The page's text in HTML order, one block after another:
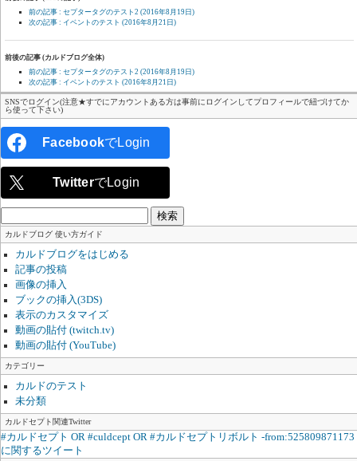
前の記事 : セプタータグのテスト2 (2016年8月19日)
次の記事 : イベントのテスト (2016年8月21日)
前後の記事 (カルドブログ全体)
前の記事 : セプタータグのテスト2 (2016年8月19日)
次の記事 : イベントのテスト (2016年8月21日)
SNSでログイン(注意★すでにアカウントある方は事前にログインしてプロフィールで紐づけてか
ら使って下さい)
FacebookでLogin
TwitterでLogin
索:
カルドブログ 使い方ガイド
カルドブログをはじめる
記事の投稿
画像の挿入
ブックの挿入(3DS)
表示のカスタマイズ
動画の貼付 (twitch.tv)
動画の貼付 (YouTube)
カテゴリー
カルドのテスト
未分類
カルドセプト関連Twitter
#カルドセプト OR #culdcept OR #カルドセプトリボルト -from:525809871173
に関するツイート